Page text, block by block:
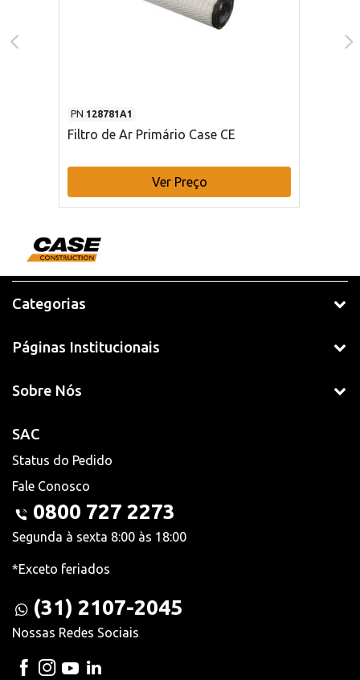
PN 128781A1
Filtro de Ar Primário Case CE
Ver Preço
Categorias
Páginas Institucionais
Sobre Nós
SAC
Status do Pedido
Fale Conosco
0800 727 2273
Segunda à sexta 8:00 às 18:00
*Exceto feriados
(31) 2107-2045
Nossas Redes Sociais